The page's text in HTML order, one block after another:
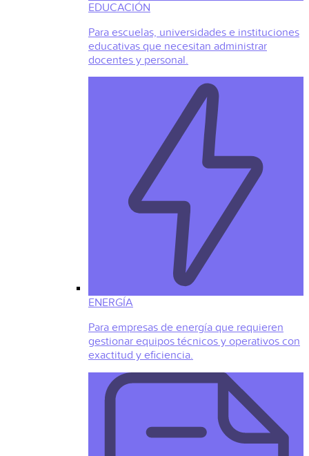
EDUCACIÓN
Para escuelas, universidades e instituciones
educativas que necesitan administrar
docentes y personal.
ENERGÍA
Para empresas de energía que requieren
gestionar equipos técnicos y operativos con
exactitud y eficiencia.